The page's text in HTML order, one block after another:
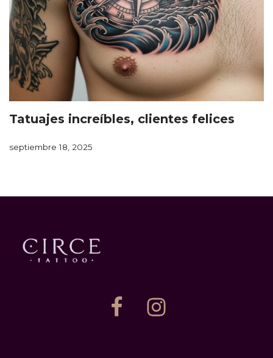
Tatuajes increíbles, clientes felices
septiembre 18, 2025